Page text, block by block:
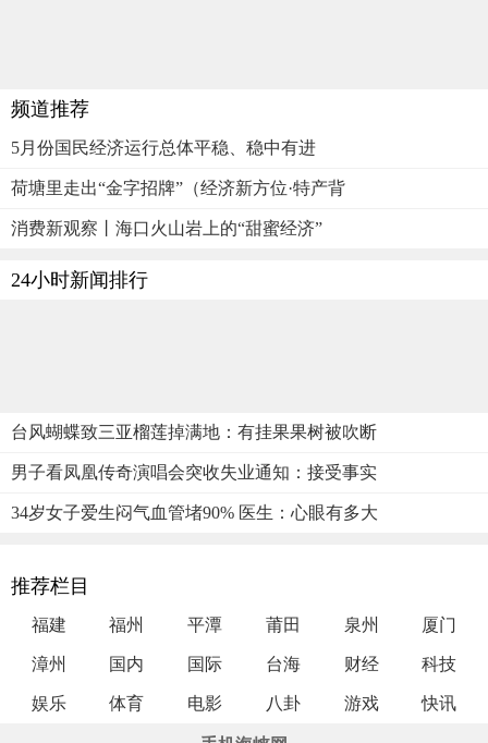
频道推荐
5月份国民经济运行总体平稳、稳中有进
荷塘里走出“金字招牌”（经济新方位·特产背
消费新观察丨海口火山岩上的“甜蜜经济”
24小时新闻排行
台风蝴蝶致三亚榴莲掉满地：有挂果果树被吹断
男子看凤凰传奇演唱会突收失业通知：接受事实
34岁女子爱生闷气血管堵90% 医生：心眼有多大
推荐栏目
福建 福州 平潭 莆田 泉州 厦门
漳州 国内 国际 台海 财经 科技
娱乐 体育 电影 八卦 游戏 快讯